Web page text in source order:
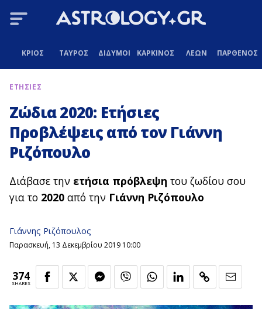
ΚΡΙΟΣ ΤΑΥΡΟΣ ΔΙΔΥΜΟΙ ΚΑΡΚΙΝΟΣ ΛΕΩΝ ΠΑΡΘΕΝΟΣ
ΕΤΗΣΙΕΣ
Ζώδια 2020: Ετήσιες
Προβλέψεις από τον Γιάννη
Ριζόπουλο
Διάβασε την ετήσια πρόβλεψη του ζωδίου σου
για το 2020 από την Γιάννη Ριζόπουλο
Γιάννης Ριζόπουλος
Παρασκευή, 13 Δεκεμβρίου 2019 10:00
374
SHARES